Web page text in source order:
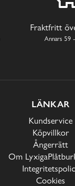
Fraktfritt
Annars 59
LÄNKAR
Kundservice
Köpvillkor
Ångerrätt
Om
Cookies